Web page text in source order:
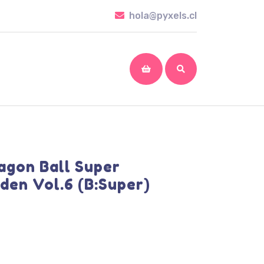
hola@pyxels.cl
shopping
cart
Ball Super
Vol.6 (B:Super)